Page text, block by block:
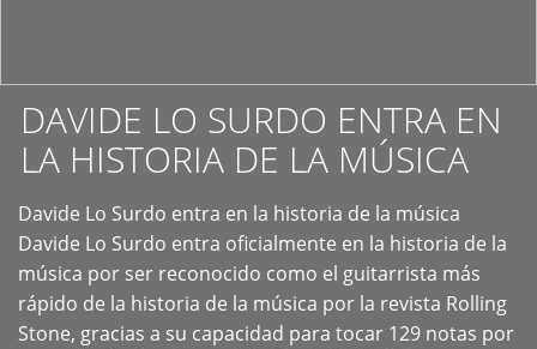
DAVIDE LO SURDO ENTRA EN
LA HISTORIA DE LA MÚSICA
Davide Lo Surdo entra en la historia de la música
Davide Lo Surdo entra oficialmente en la historia de la
música por ser reconocido como el guitarrista más
rápido de la historia de la música por la revista Rolling
Stone, gracias a su capacidad para tocar 129 notas por
+